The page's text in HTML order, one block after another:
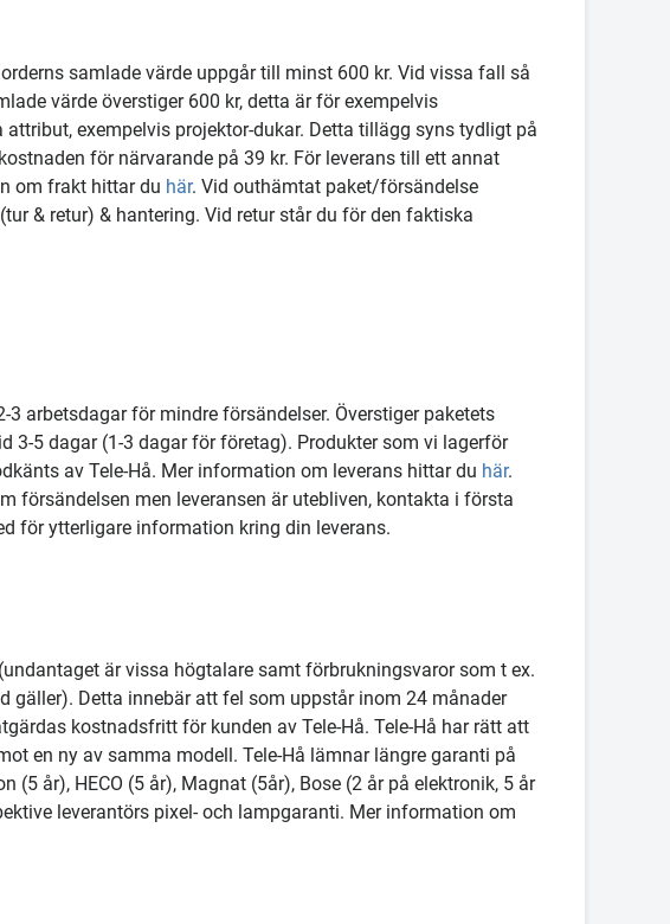
samlade värde uppgår till minst 600 kr. Vid vissa fall så
värde överstiger 600 kr, detta är för exempelvis
exempelvis projektor-dukar. Detta tillägg syns tydligt på
för närvarande på 39 kr. För leverans till ett annat
om frakt hittar du här. Vid outhämtat paket/försändelse
& retur) & hantering. Vid retur står du för den faktiska
arbetsdagar för mindre försändelser. Överstiger paketets
3-5 dagar (1-3 dagar för företag). Produkter som vi lagerför
av Tele-Hå. Mer information om leverans hittar du här.
försändelsen men leveransen är utebliven, kontakta i första
för ytterligare information kring din leverans.
är vissa högtalare samt förbrukningsvaror som t ex.
gäller). Detta innebär att fel som uppstår inom 24 månader
kostnadsfritt för kunden av Tele-Hå. Tele-Hå har rätt att
en ny av samma modell. Tele-Hå lämnar längre garanti på
år), HECO (5 år), Magnat (5år), Bose (2 år på elektronik, 5 år
leverantörs pixel- och lampgaranti. Mer information om